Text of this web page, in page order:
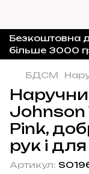
Безкоштовна
більше 3000
БДСМ
Johnson
Pink,
рук і для
Артикул: